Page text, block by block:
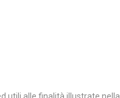
utili alle finalità illustrate nella